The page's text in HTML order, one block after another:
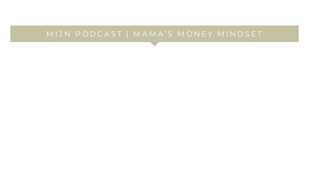
MIJN PODCAST | MAMA’S MONEY MINDSET